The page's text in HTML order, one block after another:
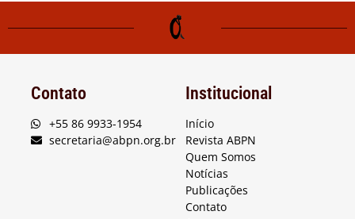
Contato
+55 86 9933-1954
secretaria@abpn.org.br
Institucional
Início
Revista ABPN
Quem Somos
Notícias
Publicações
Contato